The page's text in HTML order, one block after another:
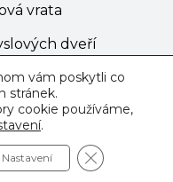
vrata
dveří
brány
Beditom
vám poskytli co
stránek.
cookie používáme,
.
Nastavení Zavřít